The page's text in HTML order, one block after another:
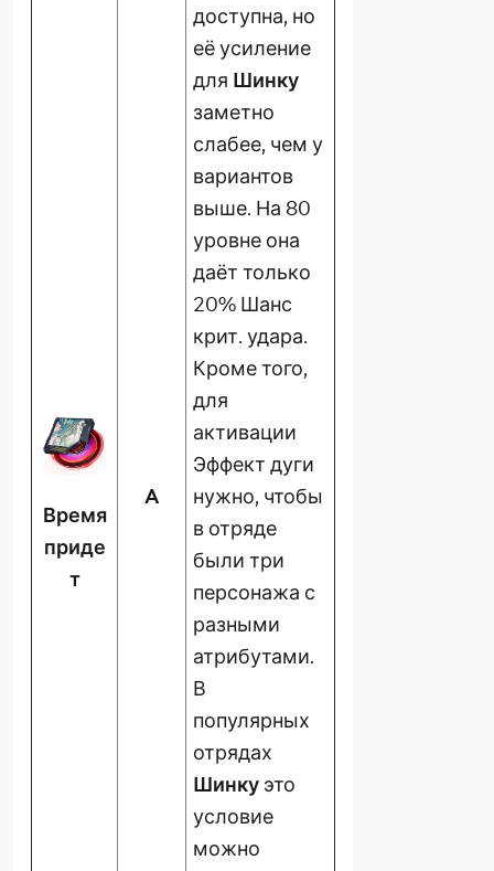
Время
приде
т
A
доступна, но
её усиление
для Шинку
заметно
слабее, чем у
вариантов
выше. На 80
уровне она
даёт только
20% Шанс
крит. удара.
Кроме того,
для
активации
Эффект дуги
нужно, чтобы
в отряде
были три
персонажа с
разными
атрибутами.
В
популярных
отрядах
Шинку это
условие
можно